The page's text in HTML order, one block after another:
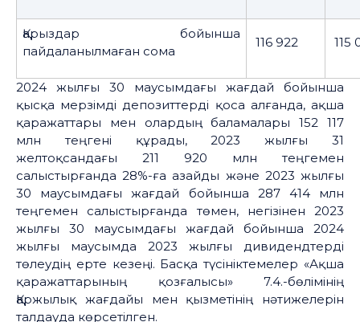
Қарыздар бойынша
пайдаланылмаған сома
116 922 115
2024 жылғы 30 маусымдағы жағдай бойынша
қысқа мерзімді депозиттерді қоса алғанда, ақша
қаражаттары мен олардың баламалары 152 117
млн теңгені құрады, 2023 жылғы 31
желтоқсандағы 211 920 млн теңгемен
салыстырғанда 28%-ға азайды және 2023 жылғы
30 маусымдағы жағдай бойынша 287 414 млн
теңгемен салыстырғанда төмен, негізінен 2023
жылғы 30 маусымдағы жағдай бойынша 2024
жылғы маусымда 2023 жылғы дивидендтерді
төлеудің ерте кезеңі. Басқа түсініктемелер «Ақша
қаражаттарының қозғалысы» 7.4.-бөлімінің
Қаржылық жағдайы мен қызметінің нәтижелерін
талдауда көрсетілген.